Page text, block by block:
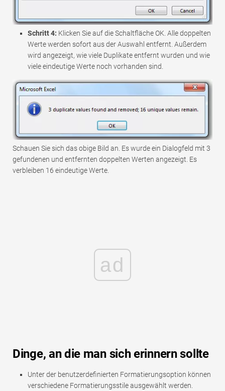
Schritt 4: Klicken Sie auf die Schaltfläche OK. Alle doppelten
Werte werden sofort aus der Auswahl entfernt. Außerdem
wird angezeigt, wie viele Duplikate entfernt wurden und wie
viele eindeutige Werte noch vorhanden sind.
Schauen Sie sich das obige Bild an. Es wurde ein Dialogfeld mit 3
gefundenen und entfernten doppelten Werten angezeigt. Es
verbleiben 16 eindeutige Werte.
ad
Dinge, an die man sich erinnern sollte
Unter der benutzerdefinierten Formatierungsoption können
verschiedene Formatierungsstile ausgewählt werden.